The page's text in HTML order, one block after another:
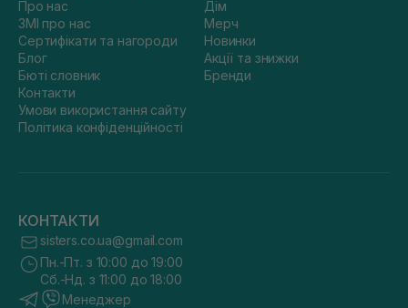
Про нас
ЗМІ про нас
Сертифікати та нагороди
Блог
Бюті словник
Контакти
Умови використання сайту
Політика конфіденційності
Дім
Мерч
Новинки
Акції та знижки
Бренди
КОНТАКТИ
sisters.co.ua@gmail.com
Пн.-Пт. з 10:00 до 19:00
Сб.-Нд. з 11:00 до 18:00
Менеджер